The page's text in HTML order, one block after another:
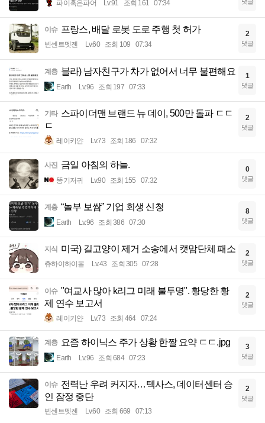
파이혹은파어 Lv.91 조회 161 07:34
이슈 프랑스, 배달 로봇 도로 주행 첫 허가
빈센트멧젠 Lv.60 조회 109 07:34
2
댓글
계층 블라) 남자친구가 차가 없어서 너무 불편해요
Earth Lv.96 조회 197 07:33
1
댓글
기타 스파이더맨 브랜드 뉴 데이, 500만 돌파 ㄷㄷ
ㄷ
레이키얀 Lv.73 조회 186 07:32
2
댓글
사진 금일 아침의 하늘.
똥기저귀 Lv.90 조회 155 07:32
0
댓글
계층 “놀부 보쌈” 기업 회생 신청
Earth Lv.96 조회 386 07:30
8
댓글
지식 미국) 길고양이 제거 소송에서 캣맘단체 패소
츄하이하이볼 Lv.43 조회 305 07:28
2
댓글
이슈 "여교사 많아 k리그 미래 불투명". 황당한 황
제 연수 보고서
레이키얀 Lv.73 조회 464 07:24
2
댓글
계층 요즘 하이닉스 주가 상황 한짤 요약 ㄷㄷ.jpg
Earth Lv.96 조회 684 07:23
3
댓글
이슈 전력난 우려 커지자…텍사스, 데이터센터 승
인 잠정 중단
빈센트멧젠 Lv.60 조회 669 07:13
2
댓글